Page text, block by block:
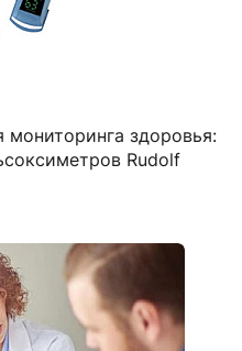
здоровья:
Rudolf